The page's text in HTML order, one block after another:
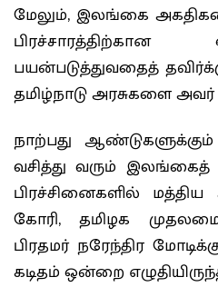
மேலும், இலங்கை
பயன்படுத்துவதைத்
தமிழ்நாடு அரசுகளை அவர்
நாற்பது
வசித்து வரும்
பிரச்சினைகளில்
கோரி, தமிழக
பிரதமர் நரேந்திர
கடிதம் ஒன்றை